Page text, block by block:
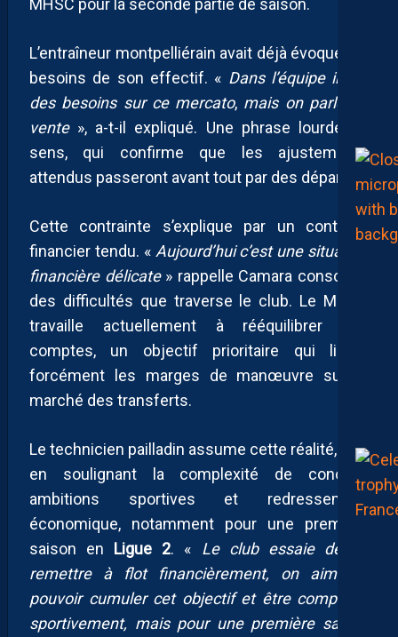
L’entraîneur montpelliérain avait déjà évoqué les
besoins de son effectif. « Dans l’équipe il y a
des besoins sur ce mercato, mais on parle de
vente», a-t-il expliqué. Une phrase lourde de
sens, qui confirme que les ajustements
attendus passeront avant tout par des départs.
Cette contrainte s’explique par un contexte
financier tendu. « Aujourd’hui c’est une situation
financière délicate» rappelle Camara conscient
des difficultés que traverse le club. Le MHSC
travaille actuellement à rééquilibrer ses
comptes, un objectif prioritaire qui limite
forcément les marges de manœuvre sur le
marché des transferts.
Le technicien pailladin assume cette réalité, tout
en soulignant la complexité de concilier
ambitions sportives et redressement
économique, notamment pour une première
saison en Ligue 2. « Le club essaie de se
remettre à flot financièrement, on aimerait
pouvoir cumuler cet objectif et être compétitif
sportivement, mais pour une première saison